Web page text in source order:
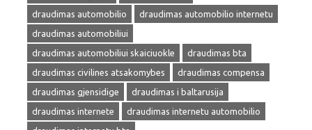
draudimas automobilio
draudimas automobilio internetu
draudimas automobiliui
draudimas automobiliui skaiciuokle
draudimas bta
draudimas civilines atsakomybes
draudimas compensa
draudimas gjensidige
draudimas i baltarusija
draudimas internete
draudimas internetu automobilio